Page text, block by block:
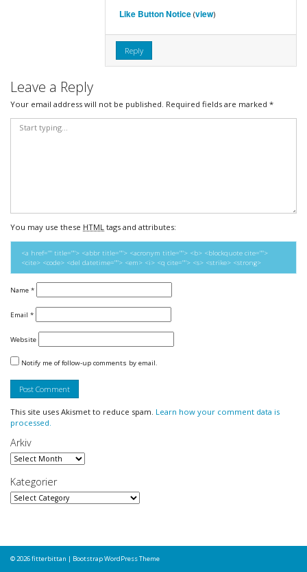
Like Button Notice(view)
Reply
Leave a Reply
Your email address will not be published. Required fields are marked *
You may use these HTML tags and attributes:
<a href="" title=""> <abbr title=""> <acronym title=""> <b> <blockquote cite="">
<cite> <code> <del datetime=""> <em> <i> <q cite=""> <s> <strike> <strong>
Name *
Email *
Website
Notify me of follow-up comments by email.
This site uses Akismet to reduce spam. Learn how your comment data is
processed.
Arkiv
Arkiv
Kategorier
Kategorier
© 2026fitterbittan | Bootstrap WordPress Theme